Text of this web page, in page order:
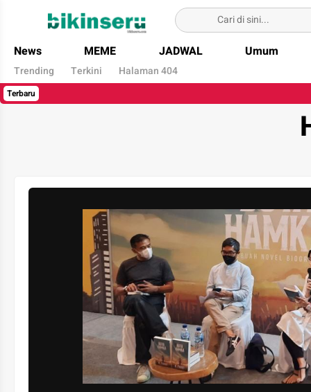
Bikin Seru
News MEME JADWAL Umum
Trending Terkini Halaman 404
Terbaru